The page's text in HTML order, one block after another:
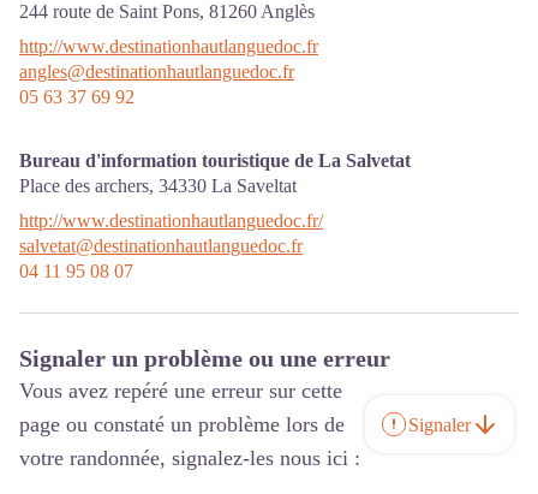
244 route de Saint Pons, 81260 Anglès
http://www.destinationhautlanguedoc.fr
angles@destinationhautlanguedoc.fr
05 63 37 69 92
Bureau d'information touristique de La Salvetat
Place des archers, 34330 La Saveltat
http://www.destinationhautlanguedoc.fr/
salvetat@destinationhautlanguedoc.fr
04 11 95 08 07
Signaler un problème ou une erreur
Vous avez repéré une erreur sur cette
page ou constaté un problème lors de
votre randonnée, signalez-les nous ici :
Signaler